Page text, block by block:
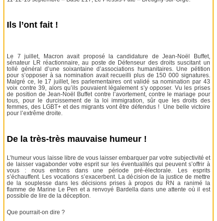
Ils l’ont fait !
Le 7 juillet, Macron avait proposé la candidature de Jean-Noël Buffet,
sénateur LR réactionnaire, au poste de Défenseur des droits suscitant un
tollé général d’une soixantaine d’associations humanitaires. Une pétition
pour s’opposer à sa nomination avait recueilli plus de 150 000 signatures.
Malgré ce, le 17 juillet, les parlementaires ont validé sa nomination par 43
voix contre 39, alors qu’ils pouvaient légalement s’y opposer. Vu les prises
de position de Jean-Noël Buffet contre l’avortement, contre le mariage pour
tous, pour le durcissement de la loi immigration, sûr que les droits des
femmes, des LGBT+ et des migrants vont être défendus ! Une belle victoire
pour l’extrême droite.
De la très-très mauvaise humeur !
L’humeur vous laisse libre de vous laisser embarquer par votre subjectivité et
de laisser vagabonder votre esprit sur les éventualités qui peuvent s’offrir à
vous : nous entrons dans une période pré-électorale. Les esprits
s’échauffent. Les vocations s’exacerbent. La décision de la justice de mettre
de la souplesse dans les décisions prises à propos du RN a ranimé la
flamme de Marine Le Pen et a renvoyé Bardella dans une attente où il est
possible de lire de la déception.
Que pourrait-on dire ?